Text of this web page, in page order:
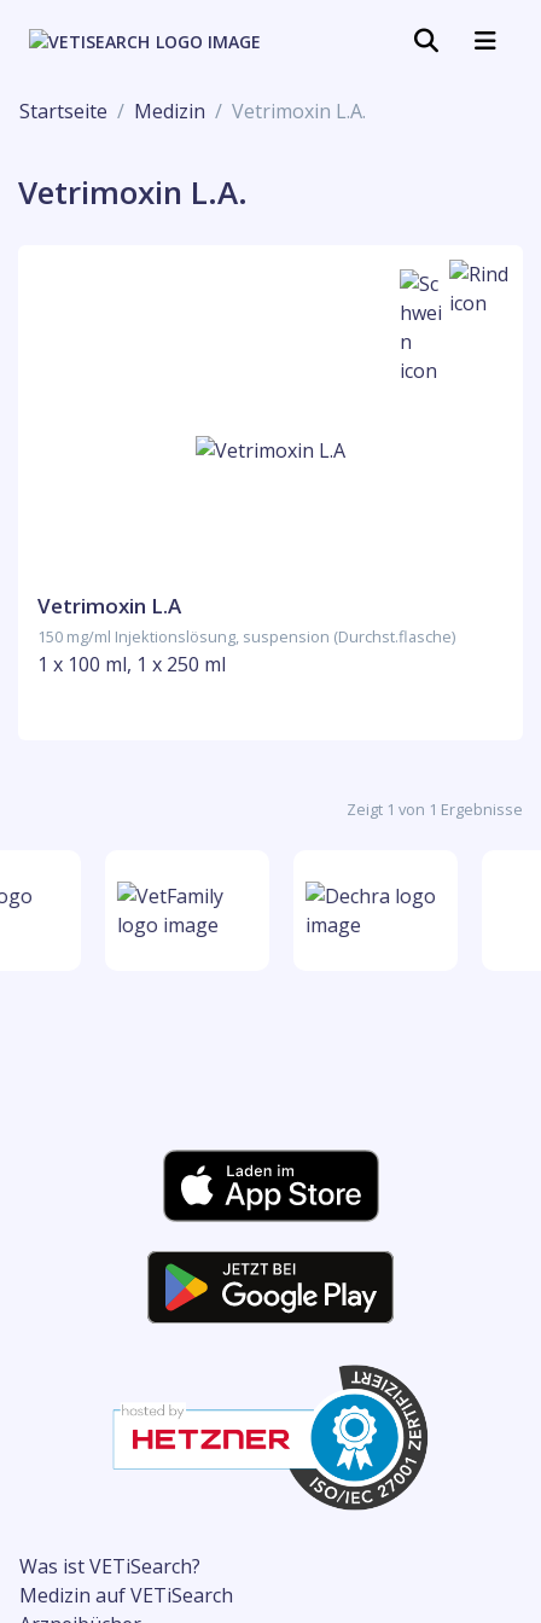
Startseite Medizin Vetrimoxin L.A.
Vetrimoxin L.A.
Vetrimoxin L.A
150 mg/ml Injektionslösung, suspension (Durchst.flasche)
1 x 100 ml, 1 x 250 ml
Zeigt 1 von 1 Ergebnisse
Was ist VETiSearch?
Medizin auf VETiSearch